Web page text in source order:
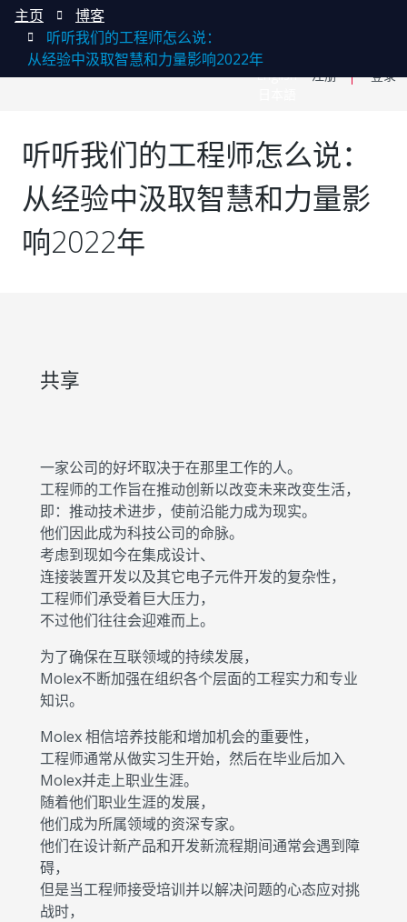
English
注册 登录
主页
博客
听听我们的工程师怎么说：
从经验中汲取智慧和力量影响2022年
听听我们的工程师怎么说：
从经验中汲取智慧和力量影
响2022年
一家公司的好坏取决于在那里工作的人。
工程师的工作旨在推动创新以改变未来改变生活，
即：推动技术进步，使前沿能力成为现实。
他们因此成为科技公司的命脉。
考虑到现如今在集成设计、
连接装置开发以及其它电子元件开发的复杂性，
工程师们承受着巨大压力，
不过他们往往会迎难而上。
为了确保在互联领域的持续发展，
Molex不断加强在组织各个层面的工程实力和专业
知识。
Molex 相信培养技能和增加机会的重要性，
工程师通常从做实习生开始，然后在毕业后加入
Molex并走上职业生涯。
随着他们职业生涯的发展，
他们成为所属领域的资深专家。
他们在设计新产品和开发新流程期间通常会遇到障
碍，
但是当工程师接受培训并以解决问题的心态应对挑
战时，
共享